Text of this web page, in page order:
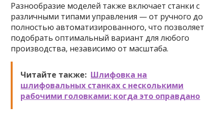
Разнообразие моделей также включает станки с
различными типами управления — от ручного до
полностью автоматизированного, что позволяет
подобрать оптимальный вариант для любого
производства, независимо от масштаба.
Читайте также: Шлифовка на
шлифовальных станках с несколькими
рабочими головками: когда это оправдано